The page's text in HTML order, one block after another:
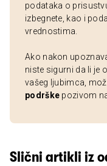
podataka o
izbegnete, kao i
vrednostima.
Ako nakon
niste sigurni da li je
vašeg ljubimca,
podrške pozivom
Slični artikli iz